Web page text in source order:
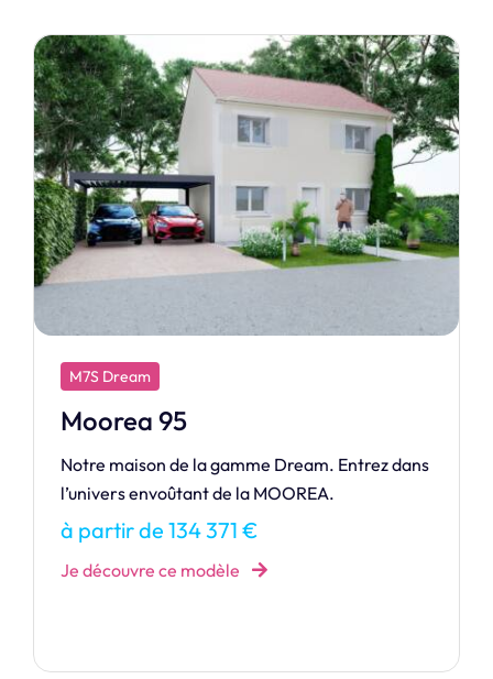
M7S Dream
Bora 100
Notre maison de la gamme Dream. Cédez aux
charmes de la BORA BORA.
à partir de 141 223 €
Je découvre ce modèle